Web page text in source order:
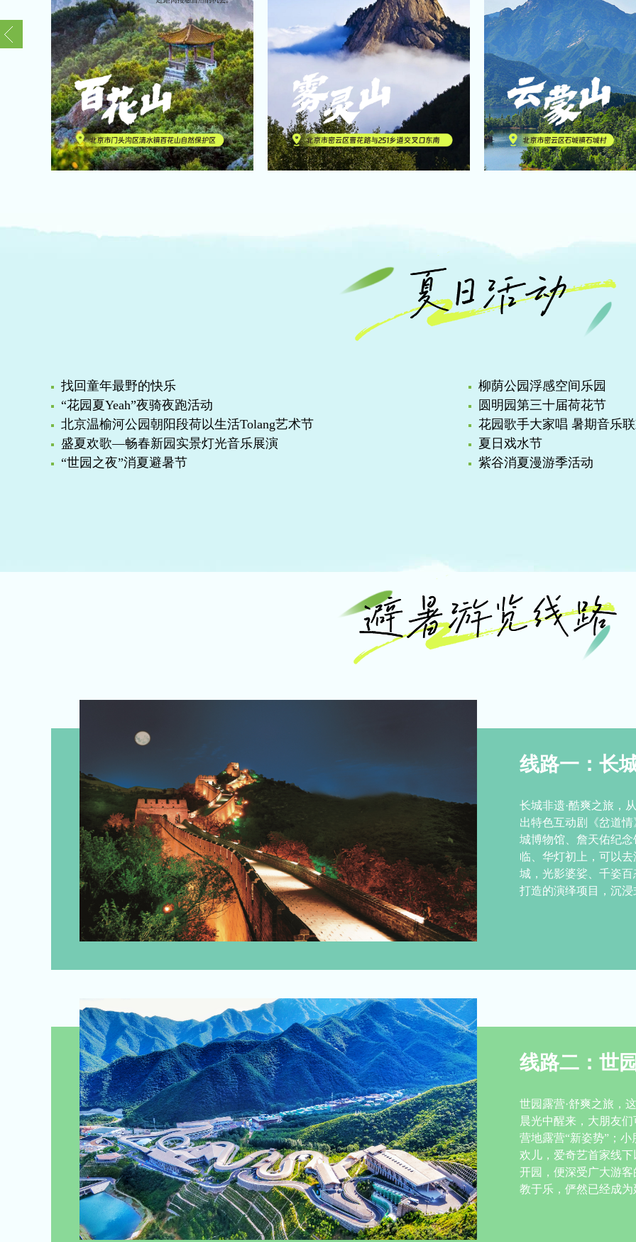
找回童年最野的快乐
柳荫公园浮感空间乐园
“花园夏Yeah”夜骑夜跑活动
圆明园第三十届荷花节
北京温榆河公园朝阳段荷以生活Tolang艺术节
花园歌手大家唱 暑期音乐
盛夏欢歌—畅春新园实景灯光音乐展演
夏日戏水节
“世园之夜”消夏避暑节
紫谷消夏漫游季活动
线路一：长
长城非遗·酷爽之旅，
出特色互动剧《岔道
城博物馆、詹天佑纪
临、华灯初上，可以
城，光影婆娑、千姿
打造的演绎项目，沉浸
线路二：世
世园露营·舒爽之旅，
晨光中醒来，大朋友
营地露营“新姿势”；
欢儿，爱奇艺首家线
开园，便深受广大游
教于乐，俨然已经成为